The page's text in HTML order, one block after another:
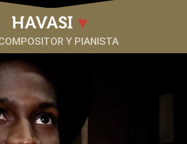
HAVASI ♥
Y PIANISTA